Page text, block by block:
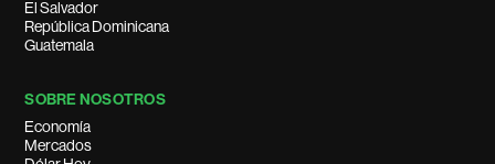
El Salvador
República Dominicana
Guatemala
SOBRE NOSOTROS
Economía
Mercados